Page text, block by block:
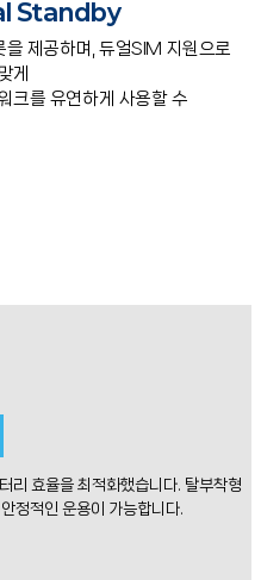
Standby
제공하며, 듀얼SIM 지원으로
게
크를 유연하게 사용할 수
리 효율을 최적화했습니다. 탈부착형
정적인 운용이 가능합니다.